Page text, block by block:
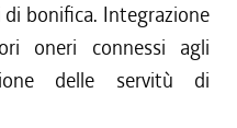
bonifica. Integrazione
oneri connessi agli
delle servitù di